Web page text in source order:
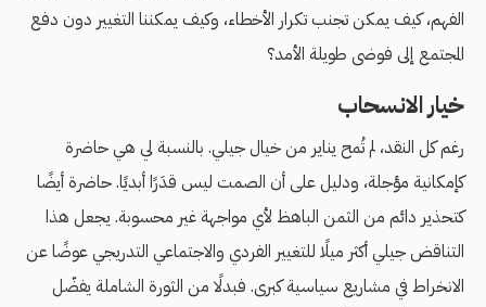
الفهم، كيف يمكن تجنب تكرار الأخطاء، وكيف يمكننا التغيير دون دفع
المجتمع إلى فوضى طويلة الأمد؟
خيار الانسحاب
رغم كل النقد، لم تُمح يناير من خيال جيلي. بالنسبة لي هي حاضرة
كإمكانية مؤجلة، ودليل على أن الصمت ليس قدَرًا أبديًا. حاضرة أيضًا
كتحذير دائم من الثمن الباهظ لأي مواجهة غير محسوبة. يجعل هذا
التناقض جيلي أكثر ميلًا للتغيير الفردي والاجتماعي التدريجي عوضًا عن
الانخراط في مشاريع سياسية كبرى. فبدلًا من الثورة الشاملة يفضّل